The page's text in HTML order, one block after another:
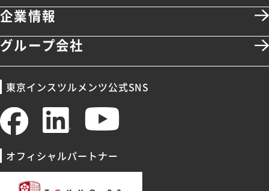
企業情報
グループ会社
東京インスツルメンツ公式SNS
オフィシャルパートナー